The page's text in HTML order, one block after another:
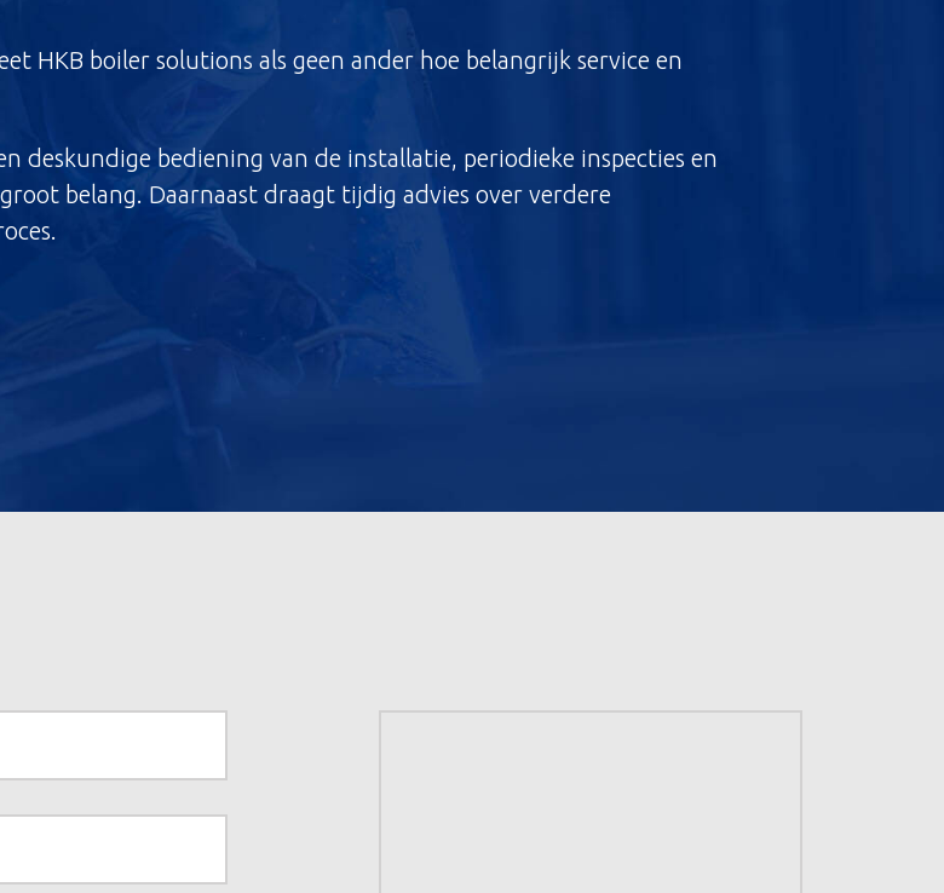
HKB boiler solutions als geen ander hoe belangrijk service en
deskundige bediening van de installatie, periodieke inspecties en
belang. Daarnaast draagt tijdig advies over verdere